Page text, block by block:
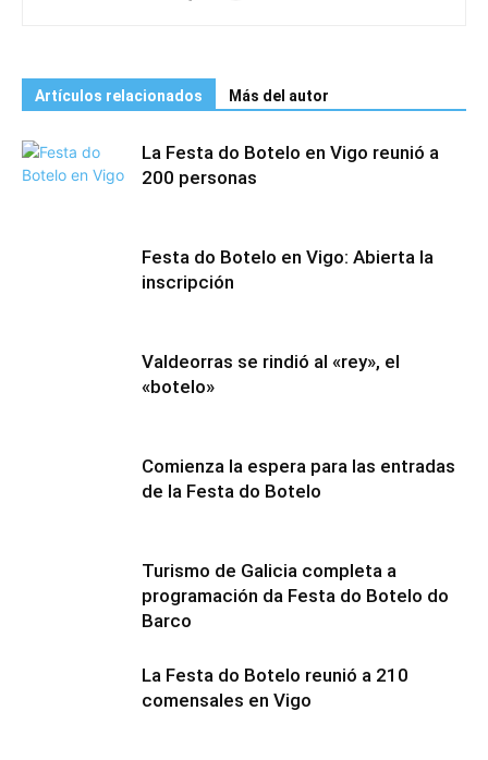
Artículos relacionados Más del autor
La Festa do Botelo en Vigo reunió a
200 personas
Festa do Botelo en Vigo: Abierta la
inscripción
Valdeorras se rindió al «rey», el
«botelo»
Comienza la espera para las entradas
de la Festa do Botelo
Turismo de Galicia completa a
programación da Festa do Botelo do
Barco
La Festa do Botelo reunió a 210
comensales en Vigo